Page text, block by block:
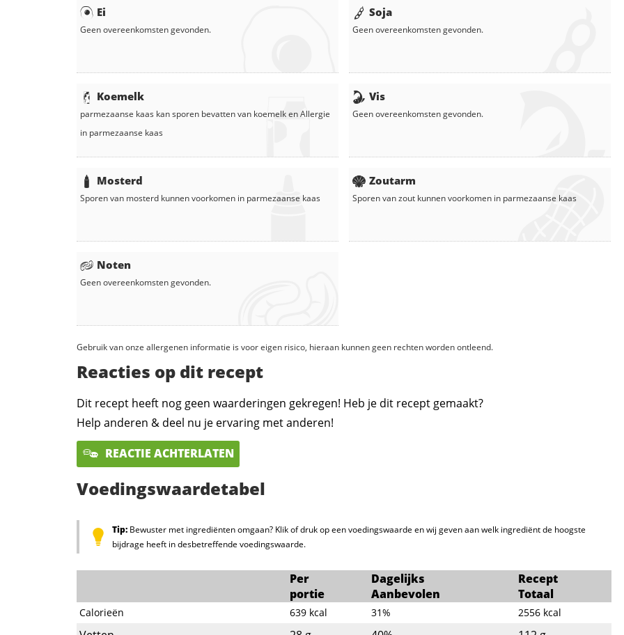
Ei
Geen overeenkomsten gevonden.
Koemelk
parmezaanse kaas kan sporen bevatten van koemelk enAllergie
in parmezaanse kaas
Mosterd
Sporen van mosterd kunnen voorkomen in parmezaanse kaas
Noten
Geen overeenkomsten gevonden.
Soja
Geen overeenkomsten gevonden.
Vis
Geen overeenkomsten gevonden.
Zoutarm
Sporen van zout kunnen voorkomen in parmezaanse kaas
Gebruik van onze allergenen informatie is voor eigen risico, hieraan kunnen geen rechten worden ontleend.
Reacties op dit recept
Dit recept heeft nog geen waarderingen gekregen! Heb je dit recept gemaakt?
Help anderen & deel nu je ervaring met anderen!
REACTIE ACHTERLATEN
Voedingswaardetabel
Tip: Bewuster met ingrediënten omgaan? Klik of druk op een voedingswaarde en wij geven aan welk ingrediënt de hoogste
bijdrage heeft in desbetreffende voedingswaarde.
Per
portie
Dagelijks
Aanbevolen
Recept
Totaal
Calorieën 639 kcal 31% 2556 kcal